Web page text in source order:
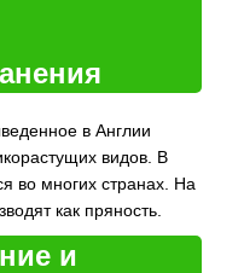
в Англии
видов. В
во многих странах. На
как пряность.
и